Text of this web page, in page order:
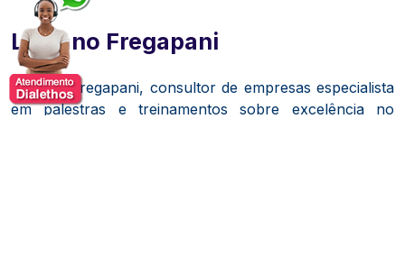
Luciano Fregapani
Luciano Fregapani, consultor de empresas especialista
em palestras e treinamentos sobre excelência no